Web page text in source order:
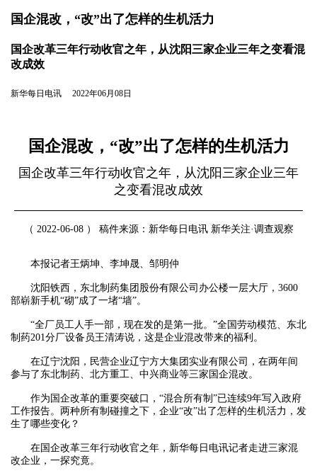
国企混改，“改”出了怎样的生机活力
国企改革三年行动收官之年，从沈阳三家企业三年之变看混
改成效
新华每日电讯 2022年06月08日
国企混改，“改”出了怎样的生机活力
国企改革三年行动收官之年，从沈阳三家企业三年
之变看混改成效
（ 2022-06-08 ） 稿件来源：新华每日电讯 新华关注·调查观察
本报记者王炳坤、李坤晟、邹明仲
沈阳铁西，东北制药集团股份有限公司办公楼一层大厅，3600
部崭新手机“砌”成了一堵“墙”。
“全厂员工人手一部，现在发的是第一批。”全国劳动模范、东北
制药201分厂设备员王清涛说，这是企业混改带来的福利。
在辽宁沈阳，民营企业辽宁方大集团实业有限公司，在两年间
参与了东北制药、北方重工、中兴商业等三家国企混改。
作为国企改革的重要突破口，“混合所有制”已连续9年写入政府
工作报告。两种所有制碰撞之下，企业“改”出了怎样的生机活力，发
生了哪些变化？
在国企改革三年行动收官之年，新华每日电讯记者走进三家混
改企业，一探究竟。